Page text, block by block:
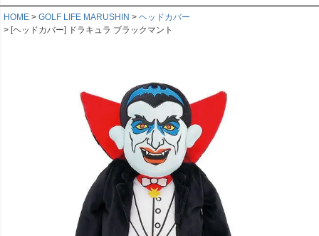
HOME GOLF LIFE MARUSHIN
ヘッドカバー
[ヘッドカバー] ドラキュラ ブラックマント